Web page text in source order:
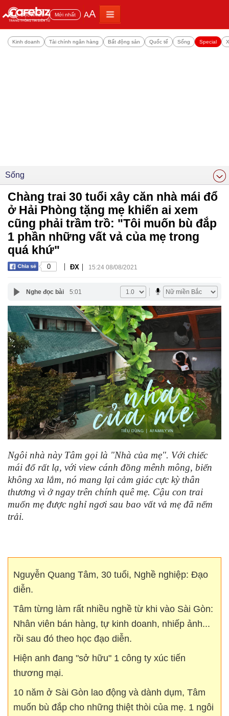
Đọc nhiều Mới nhất AA
Kinh doanh Tài chính ngân hàng Bất động sản Quốc tế Sống Special
Sống
Chàng trai 30 tuổi xây căn nhà mái đổ
ở Hải Phòng tặng mẹ khiến ai xem
cũng phải trầm trồ: "Tôi muốn bù đắp
1 phần những vất vả của mẹ trong
quá khứ"
0 | ĐX | 15:24 08/08/2021
Nghe đọc bài 5:01
Ngôi nhà này Tâm gọi là "Nhà của mẹ". Với chiếc
mái đổ rất lạ, với view cánh đồng mênh mông, biển
không xa lắm, nó mang lại cảm giác cực kỳ thân
thương vì ở ngay trên chính quê mẹ. Cậu con trai
muốn mẹ được nghỉ ngơi sau bao vất vả mẹ đã nếm
trải.
Nguyễn Quang Tâm, 30 tuổi, Nghề nghiệp: Đạo
diễn.
Tâm từng làm rất nhiều nghề từ khi vào Sài Gòn:
Nhân viên bán hàng, tự kinh doanh, nhiếp ảnh...
rồi sau đó theo học đạo diễn.
Hiện anh đang "sở hữu" 1 công ty xúc tiến
thương mại.
10 năm ở Sài Gòn lao động và dành dụm, Tâm
muốn bù đắp cho những thiệt thòi của mẹ. 1 ngôi